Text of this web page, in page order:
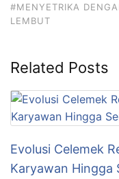
#MENYETRIKA
LEMBUT
Related Posts
Evolusi Celemek
Karyawan Hingga